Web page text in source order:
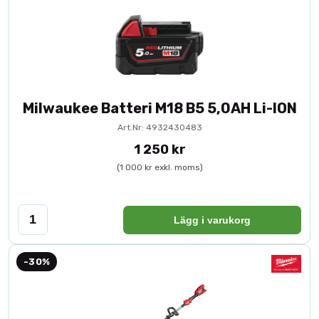
Milwaukee Batteri M18 B5 5,0AH Li-ION
Art.Nr: 4932430483
1 250 kr
(1 000 kr exkl. moms)
Lägg i varukorg
-30%